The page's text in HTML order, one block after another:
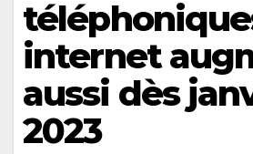
internet
aussi dès
2023